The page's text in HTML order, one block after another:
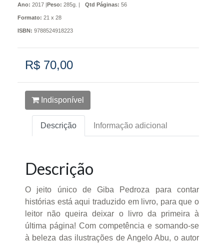
Ano: 2017 |Peso: 285g. | Qtd Páginas: 56
Formato: 21 x 28
ISBN: 9788524918223
R$ 70,00
Indisponível
Descrição Informação adicional
Descrição
O jeito único de Giba Pedroza para contar
histórias está aqui traduzido em livro, para que o
leitor não queira deixar o livro da primeira à
última página! Com competência e somando-se
à beleza das ilustrações de Angelo Abu, o autor